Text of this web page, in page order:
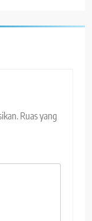
Ruas yang